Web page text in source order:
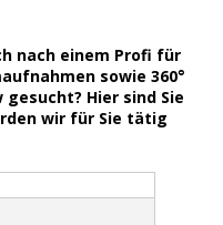
nach einem Profi für
sowie 360°
Hier sind Sie
wir für Sie tätig